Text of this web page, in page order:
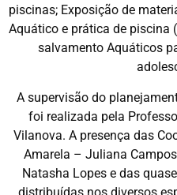
piscinas; Exposição de
Aquático e prática de piscina
salvamento Aquáticos
A supervisão do
foi realizada pela
Vilanova. A presença das
Amarela – Juliana
Natasha Lopes e das